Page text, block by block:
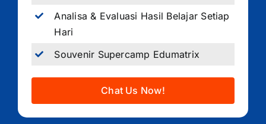
Analisa & Evaluasi Hasil Belajar Setiap
Hari
Souvenir Supercamp Edumatrix
Chat Us Now!